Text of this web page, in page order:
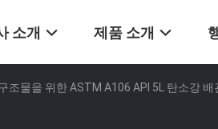
소개 제품 소개
조물을 위한 ASTM A106 API 5L 탄소강 배